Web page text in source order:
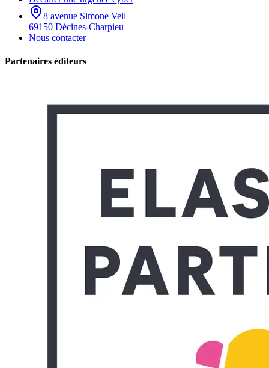
8 avenue Simone Veil
69150 Décines-Charpieu
Nous contacter
Partenaires éditeurs